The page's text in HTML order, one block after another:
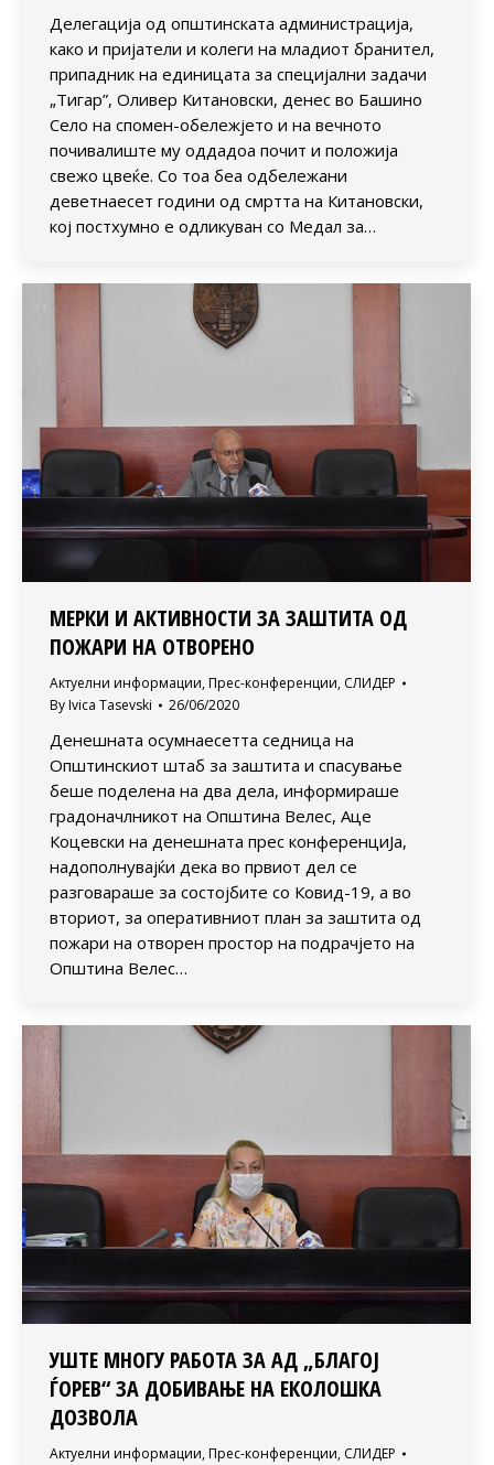
Делегација од општинската администрација,
како и пријатели и колеги на младиот бранител,
припадник на единицата за специјални задачи
„Тигар”, Оливер Китановски, денес во Башино
Село на спомен-обележјето и на вечното
почивалиште му оддадоа почит и положија
свежо цвеќе. Со тоа беа одбележани
деветнаесет години од смртта на Китановски,
кој постхумно е одликуван со Медал за…
МЕРКИ И АКТИВНОСТИ ЗА ЗАШТИТА ОД
ПОЖАРИ НА ОТВОРЕНО
Актуелни информации, Прес-конференции, СЛИДЕР
By Ivica Tasevski 26/06/2020
Денешната осумнаесетта седница на
Општинскиот штаб за заштита и спасување
беше поделена на два дела, информираше
градоначлникот на Општина Велес, Аце
Коцевски на денешната прес конференциЈа,
надополнувајќи дека во првиот дел се
разговараше за состојбите со Ковид-19, а во
вториот, за оперативниот план за заштита од
пожари на отворен простор на подрачјето на
Општина Велес…
УШТЕ МНОГУ РАБОТА ЗА АД „БЛАГОЈ
ЃОРЕВ“ ЗА ДОБИВАЊЕ НА ЕКОЛОШКА
ДОЗВОЛА
Актуелни информации, Прес-конференции, СЛИДЕР